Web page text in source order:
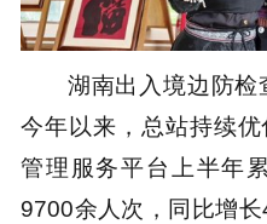
湖南出入境边防检
今年以来，总站持续
管理服务平台上半年
9700余人次，同比增